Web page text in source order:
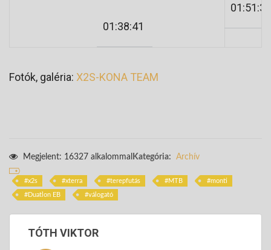
01:38:41
01:51:31
Fotók, galéria: X2S-KONA TEAM
Megjelent: 16327 alkalommal Kategória: Archív
x2s xterra terepfutás MTB monti
Duatlon EB válogató
TÓTH VIKTOR